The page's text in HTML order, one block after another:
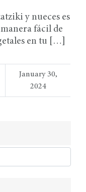
y nueces es
fácil de
en tu […]
January 30,
2024